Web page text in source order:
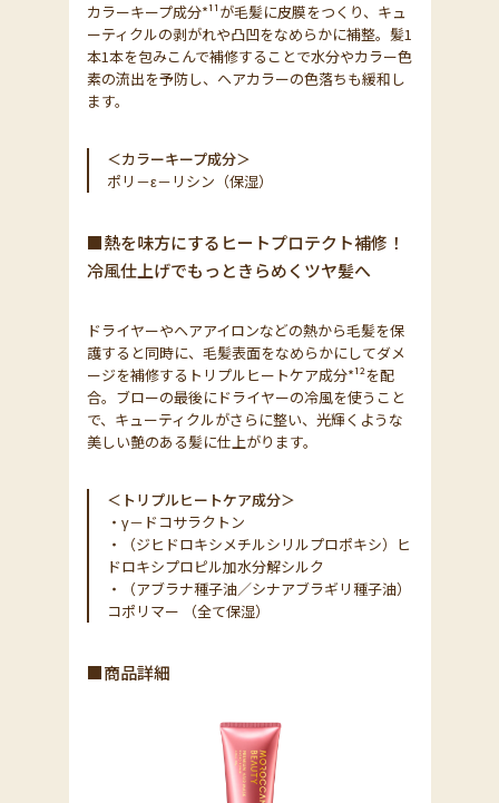
カラーキープ成分*¹¹が毛髪に皮膜をつくり、キュ
ーティクルの剥がれや凸凹をなめらかに補整。髪1
本1本を包みこんで補修することで水分やカラー色
素の流出を予防し、ヘアカラーの色落ちも緩和し
ます。
＜カラーキープ成分＞
ポリ－ε－リシン（保湿）
■熱を味方にするヒートプロテクト補修！
冷風仕上げでもっときらめくツヤ髪へ
ドライヤーやヘアアイロンなどの熱から毛髪を保
護すると同時に、毛髪表面をなめらかにしてダメ
ージを補修するトリプルヒートケア成分*¹²を配
合。ブローの最後にドライヤーの冷風を使うこと
で、キューティクルがさらに整い、光輝くような
美しい艶のある髪に仕上がります。
＜トリプルヒートケア成分＞
・γ－ドコサラクトン
・（ジヒドロキシメチルシリルプロポキシ）ヒ
ドロキシプロピル加水分解シルク
・（アブラナ種子油／シナアブラギリ種子油）
コポリマー （全て保湿）
■商品詳細